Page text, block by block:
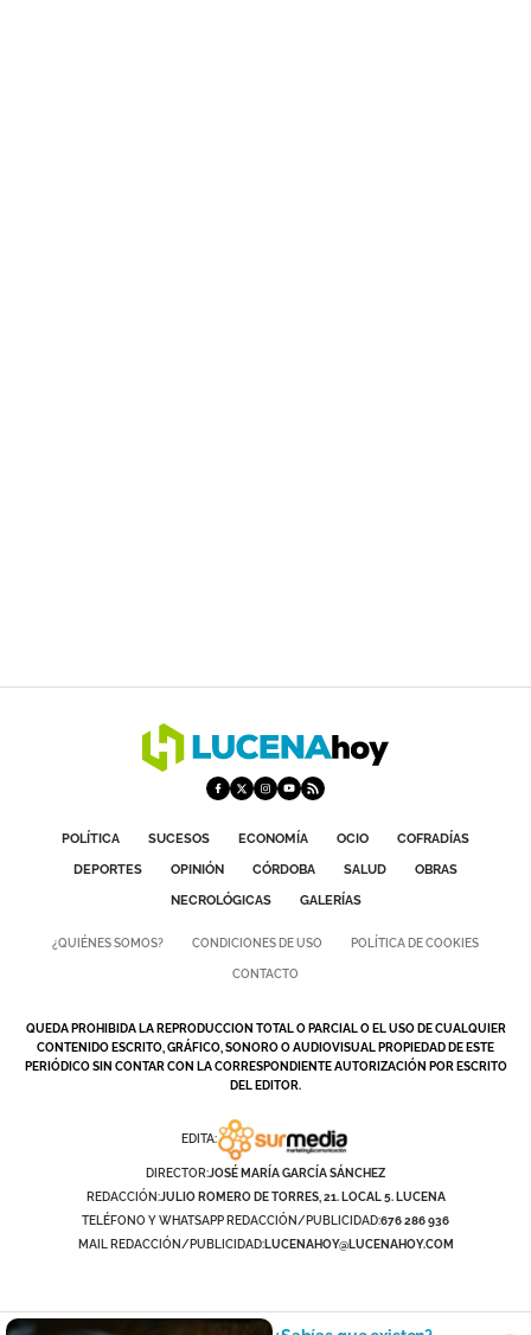
POLÍTICA SUCESOS ECONOMÍA OCIO
COFRADÍAS
DEPORTES
OPINIÓN CÓRDOBA SALUD
OBRAS
NECROLÓGICAS
GALERÍAS
¿QUIÉNES SOMOS? CONDICIONES DE USO POLÍTICA DE COOKIES
CONTACTO
QUEDA PROHIBIDA LA REPRODUCCION TOTAL O PARCIAL O EL USO DE CUALQUIER
CONTENIDO ESCRITO, GRÁFICO, SONORO O AUDIOVISUAL PROPIEDAD DE ESTE
PERIÓDICO SIN CONTAR CON LA CORRESPONDIENTE AUTORIZACIÓN POR ESCRITO
DEL EDITOR.
EDITA:
DIRECTOR:JOSÉ MARÍA GARCÍA SÁNCHEZ
REDACCIÓN:JULIO ROMERO DE TORRES, 21. LOCAL 5. LUCENA
TELÉFONO Y WHATSAPP REDACCIÓN/PUBLICIDAD:676 286 936
MAIL REDACCIÓN/PUBLICIDAD:LUCENAHOY@LUCENAHOY.COM